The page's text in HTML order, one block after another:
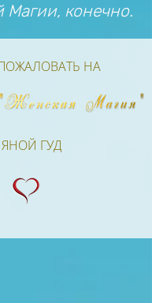
конечно.
НА
ЯНОЙ ГУД